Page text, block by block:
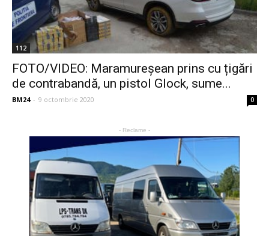
112
FOTO/VIDEO: Maramureșean prins cu țigări
de contrabandă, un pistol Glock, sume...
BM24 - 9 octombrie 2020 0
- Reclame -